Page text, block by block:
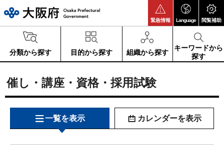
緊急情報 Language 閲覧補助
分類から探す 目的から探す 組織から探す
キーワードから
探す
催し・講座・資格・採用試験
一覧を表示 カレンダーを表示